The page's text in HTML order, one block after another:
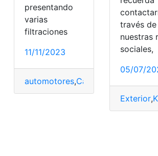
Linkedin,Perfil,Presentación
presentando
varias
filtraciones
11/11/2023
automotores,Carro
través de
nuestras
sociales,
05/07/
Exterior,